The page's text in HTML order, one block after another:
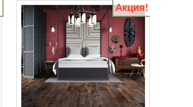
Акция!